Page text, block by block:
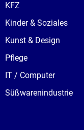
KFZ
Kinder & Soziales
Kunst & Design
Pflege
IT / Computer
Süßwarenindustrie